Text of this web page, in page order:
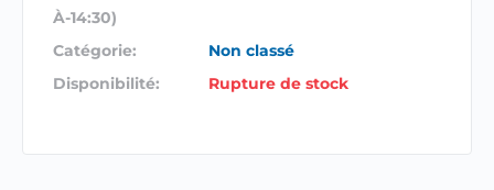
À-14:30)
Catégorie:
Non classé
Disponibilité:
Rupture de stock